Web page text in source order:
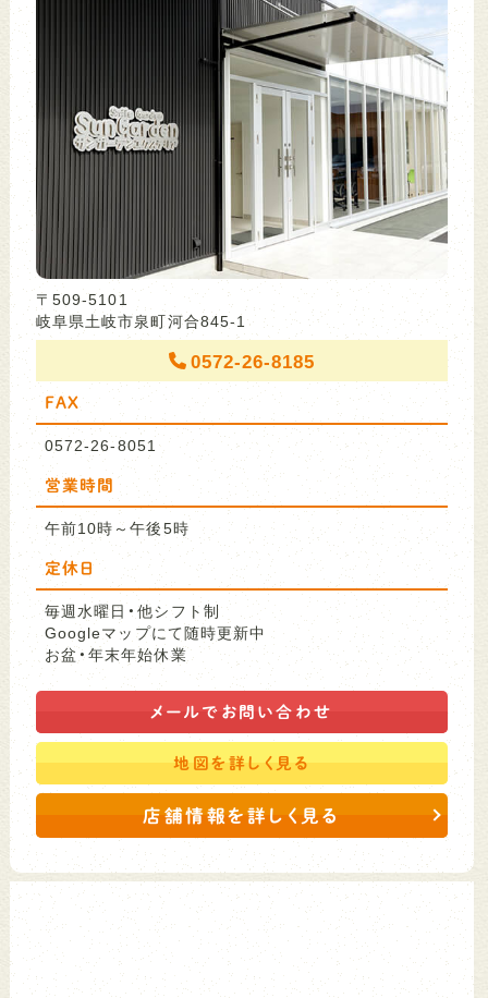
〒509-5101
岐阜県土岐市泉町河合845-1
0572-26-8185
FAX
0572-26-8051
営業時間
午前10時～午後5時
定休日
毎週水曜日・他シフト制
Googleマップにて随時更新中
お盆・年末年始休業
メールで お問い合わせ
地図を詳しく見る
店舗情報を詳しく見る